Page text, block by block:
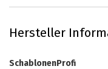
Hersteller
SchablonenProfi